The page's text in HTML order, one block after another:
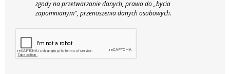
zgody na przetwarzanie danych, prawo do „bycia
zapomnianym", przenoszenia danych osobowych.